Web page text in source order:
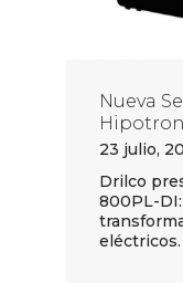
Nueva
23 julio,
Drilco
800PL-
eléctricos.